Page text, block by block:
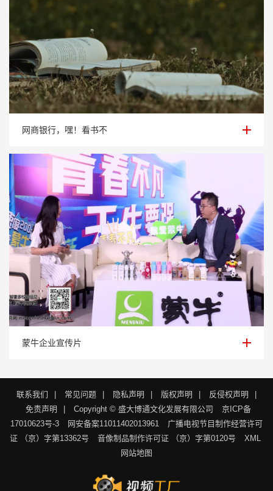
网商银行，嘿！看书不
网商银行，嘿！看书不
蒙牛企业宣传片
蒙牛企业宣传片
联系我们 | 常见问题 | 隐私声明 | 版权声明 | 反侵权声明
|
免责声明
| Copyright © 盛大博通文化发展有限公司
京ICP备
17010623号-3
网安备案11011402013961
广播电视节目制作经营许可
证 （京）字第13362号
音像制品制作许可证 （京）字第0120号
XML
网站地图